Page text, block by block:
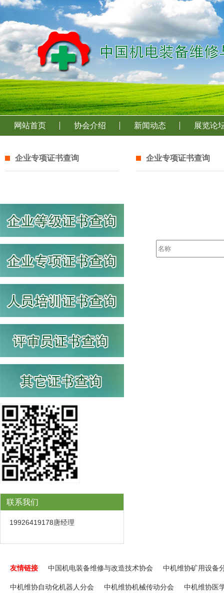
网站首页 协会介绍 新闻动态 展览论
企业专项证书查询
联系我们
19926419178唐经理
企业专项证书查询
友情链接 中国机电装备维修与改造技术协会 中机维协矿用设备
中机维协自动化机器人分会 中机维协机械传动分会 中机维协医